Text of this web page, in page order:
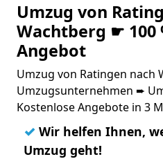
Umzug von
Wachtberg ☛ 100
Angebot
Umzug von Ratingen nach
Umzugsunternehmen ➨
Kostenlose Angebote in 3
✓ Wir helfen Ihnen,
Umzug geht!